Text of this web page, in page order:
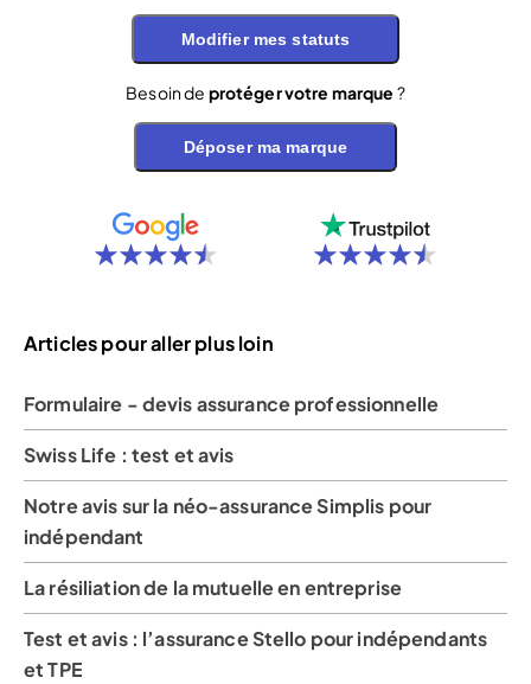
Modifier mes statuts
Besoin de protéger votre marque ?
Déposer ma marque
Articles pour aller plus loin
Formulaire - devis assurance professionnelle
Swiss Life : test et avis
Notre avis sur la néo-assurance Simplis pour
indépendant
La résiliation de la mutuelle en entreprise
Test et avis : l’assurance Stello pour indépendants
et TPE